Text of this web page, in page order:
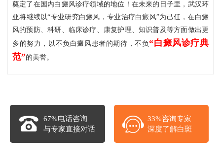
奠定了在国内白癜风诊疗领域的地位！在未来的日子里，武汉环
亚将继续以“专业研究白癜风，专业治疗白癜风”为己任，在白癜
风的预防、科研、临床诊疗、康复护理、知识普及等方面做出更
多的努力，以不负白癜风患者的期待，不负 “白癜风诊疗典
范”的美誉。
67%电话咨询
与专家直接对话
33%咨询专家
深度了解白斑